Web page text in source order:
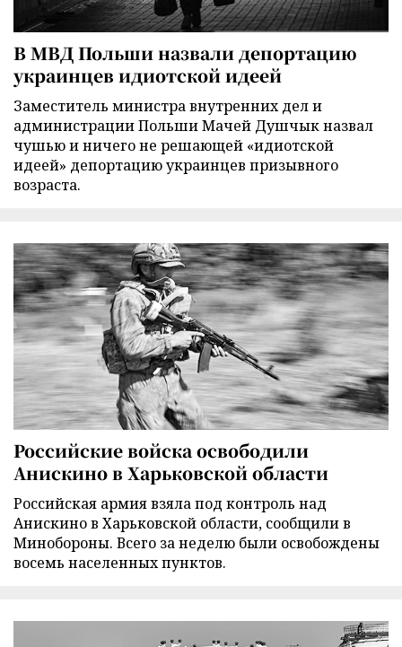
В МВД Польши назвали депортацию
украинцев идиотской идеей
Заместитель министра внутренних дел и
администрации Польши Мачей Душчык назвал
чушью и ничего не решающей «идиотской
идеей» депортацию украинцев призывного
возраста.
Российские войска освободили
Анискино в Харьковской области
Российская армия взяла под контроль над
Анискино в Харьковской области, сообщили в
Минобороны. Всего за неделю были освобождены
восемь населенных пунктов.